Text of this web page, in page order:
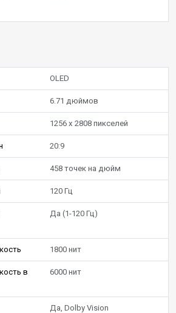
OLED
6.71 дюймов
1256 x 2808 пикселей
20:9
458 точек на дюйм
120 Гц
Да (1-120 Гц)
1800 нит
в
6000 нит
Да, Dolby Vision